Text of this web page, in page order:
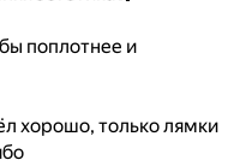
поплотнее и
хорошо, только лямки